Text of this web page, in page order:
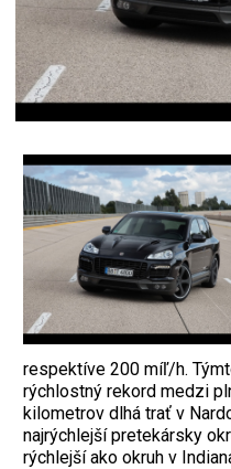
respektíve 200 míľ/h.
rýchlostný rekord medzi
kilometrov dlhá trať v
najrýchlejší pretekársky
rýchlejší ako okruh v